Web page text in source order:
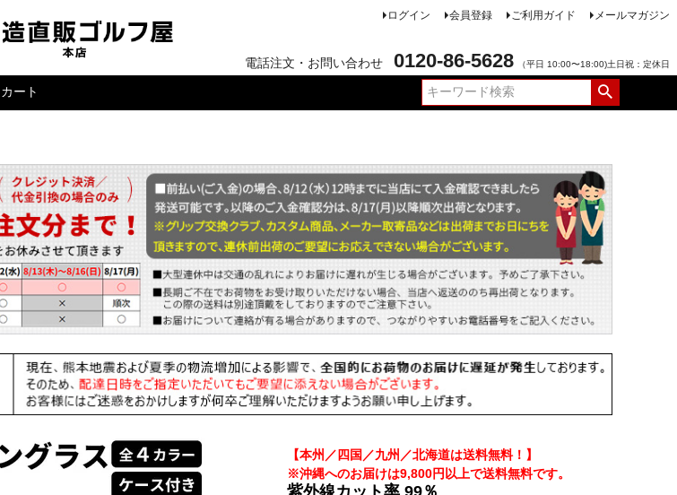
ログイン 会員登録 ご利用ガイド メールマガジン
電話注文・お問い合わせ 0120-86-5628 （平日 10:00〜18:00)土日祝：定休日
カート
【本州／四国／九州／北海道は送料無料！】
※沖縄へのお届けは9,800円以上で送料無料です。